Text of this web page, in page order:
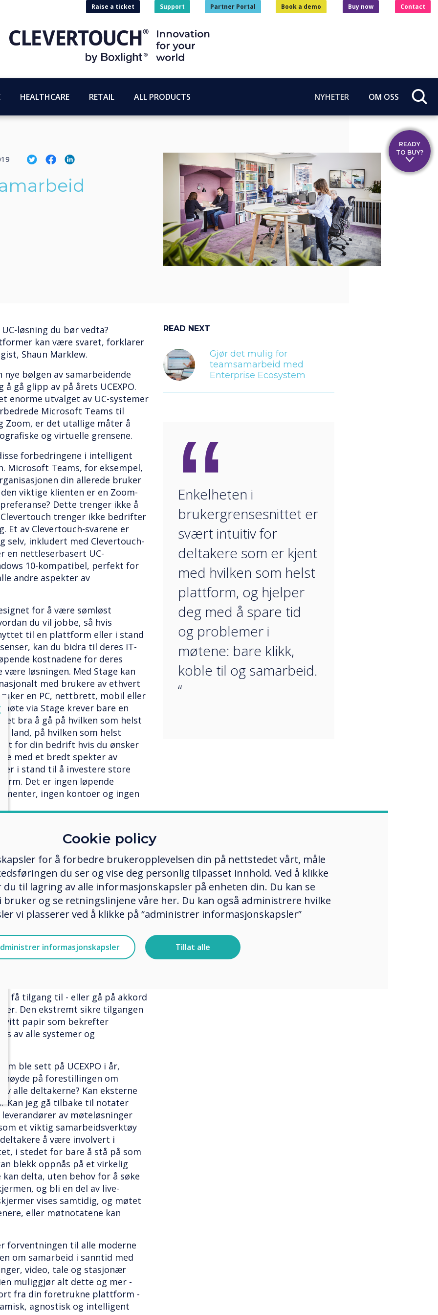
Raise a ticket Support Partner Portal Book a demo Buy now Contact
HEALTHCARE RETAIL ALL PRODUCTS NYHETER OM OSS
løsning du bør vedta?
kan være svaret, forklarer
Shaun Marklew.
bølgen av samarbeidende
gå glipp av på årets UCEXPO.
enorme utvalget av UC-systemer
Microsoft Teams til
Zoom, er det utallige måter å
og virtuelle grensene.
forbedringene i intelligent
Microsoft Teams, for eksempel,
din allerede bruker
viktige klienten er en Zoom-
Dette trenger ikke å
trenger ikke bedrifter
Et av Clevertouch-svarene er
selv, inkludert med Clevertouch-
en nettleserbasert UC-
10-kompatibel, perfekt for
andre aspekter av
for å være sømløst
du vil jobbe, så hvis
til en plattform eller i stand
kan du bidra til deres IT-
kostnadene for deres
løsningen. Med Stage kan
med brukere av ethvert
en PC, nettbrett, mobil eller
via Stage krever bare en
bra å gå på hvilken som helst
land, på hvilken som helst
for din bedrift hvis du ønsker
med et bredt spekter av
er i stand til å investere store
Det er ingen løpende
ingen kontoer og ingen
plugins eller andre problemer
dine. Stage gjør det mulig for
å slå seg sammen med
hvilken som helst enhet, noe
hvem som helst, fra hvilket som
plattform, på grunn av
andre kan delta uten
av filer. Med nettleseren Stage
din være fornøyd med at
har også en A + -vurdering fra
å få tilgang til - eller gå på akkord
Den ekstremt sikre tilgangen
papir som bekrefter
av alle systemer og
ble sett på UCEXPO i år,
på forestillingen om
alle deltakerne? Kan eksterne
Kan jeg gå tilbake til notater
av møteløsninger
et viktig samarbeidsverktøy
å være involvert i
i stedet for bare å stå på som
blekk oppnås på et virkelig
delta, uten behov for å søke
og bli en del av live-
vises samtidig, og møtet
eller møtnotatene kan
forventningen til alle moderne
om samarbeid i sanntid med
video, tale og stasjonær
muliggjør alt dette og mer -
fra din foretrukne plattform -
agnostisk og intelligent
READ NEXT
Gjør det mulig for
teamsamarbeid med
Enterprise Ecosystem
“
Enkelheten i
brukergrensesnittet er
svært intuitiv for
deltakere som er kjent
med hvilken som helst
plattform, og hjelper
deg med å spare tid
og problemer i
møtene: bare klikk,
koble til og samarbeid.
“
READY
TO BUY?
Cookie policy
for å forbedre brukeropplevelsen din på nettstedet vårt, måle
du ser og vise deg personlig tilpasset innhold. Ved å klikke
du til lagring av alle informasjonskapsler på enheten din. Du kan se
og se retningslinjene våre her. Du kan også administrere hvilke
vi plasserer ved å klikke på “administrer informasjonskapsler”
informasjonskapsler Tillat alle